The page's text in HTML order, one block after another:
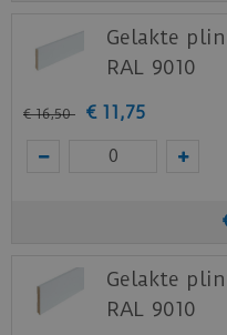
Gelakte
RAL 9010
€ 16,50 € 11,75
Gelakte
RAL 9010